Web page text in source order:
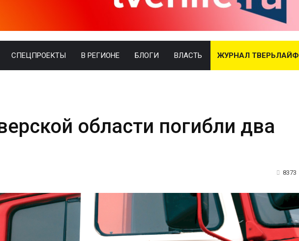
СПЕЦПРОЕКТЫ В РЕГИОНЕ БЛОГИ ВЛАСТЬ ЖУРНАЛ ТВЕРЬЛАЙФ
области погибли два
8373